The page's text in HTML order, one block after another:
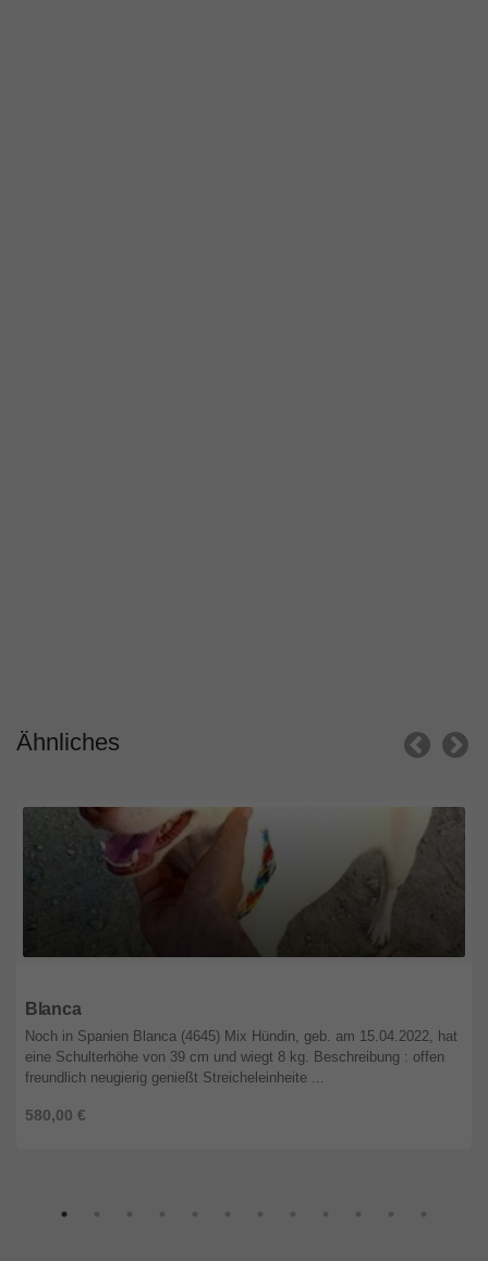
Ähnliches
Blanca
580,00 €
Noch in Spanien Blanca (4645) Mix Hündin, geb. am 15.04.2022, hat
eine Schulterhöhe von 39 cm und wiegt 8 kg. Beschreibung : offen
freundlich neugierig genießt Streicheleinheite ...